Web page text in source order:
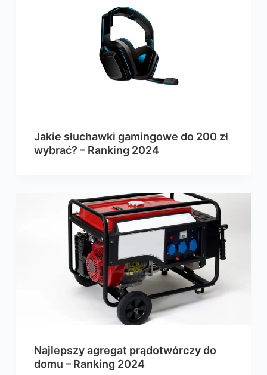
Jakie słuchawki gamingowe do 200 zł
wybrać? – Ranking 2024
Najlepszy agregat prądotwórczy do
domu – Ranking 2024